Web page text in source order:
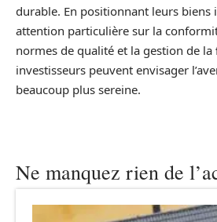
durable. En positionnant leurs biens
attention particulière sur la
normes de qualité et la gestion de la
investisseurs peuvent envisager
beaucoup plus sereine.
Ne manquez rien de